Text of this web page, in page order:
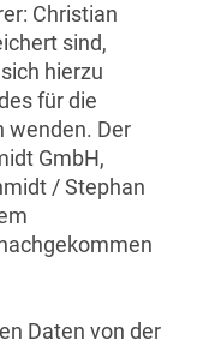
Christian
sind,
hierzu
für die
wenden. Der
GmbH,
/ Stephan
Daten von der